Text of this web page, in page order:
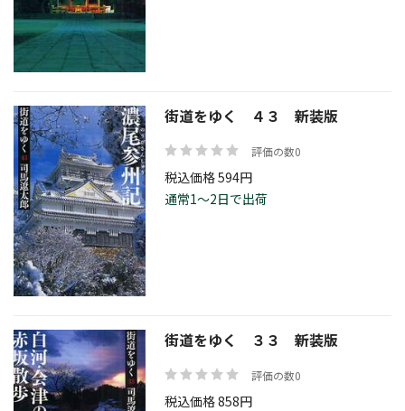
街道をゆく ４３ 新装版
評価の数0
税込価格 594円
通常1～2日で出荷
街道をゆく ３３ 新装版
評価の数0
税込価格 858円